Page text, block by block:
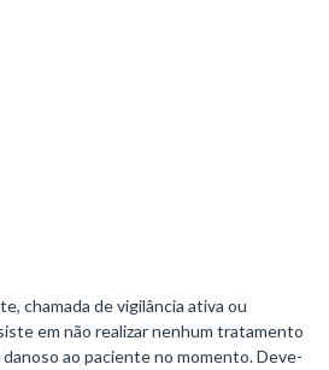
chamada de vigilância ativa ou
em não realizar nenhum tratamento
ao paciente no momento. Deve-